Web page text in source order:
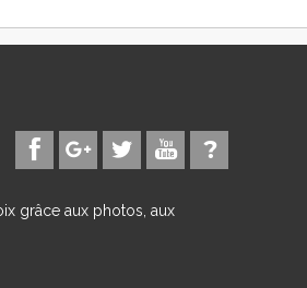
grâce aux photos, aux